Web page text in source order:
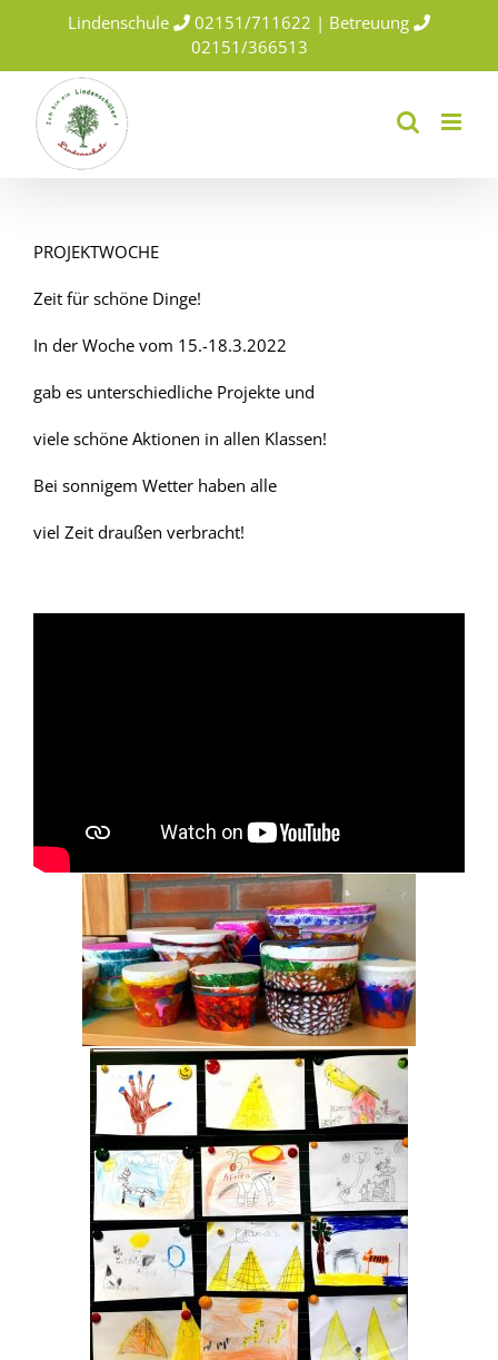
Lindenschule
02151/711622 | Betreuung
02151/366513
PROJEKTWOCHE
Zeit für schöne Dinge!
In der Woche vom 15.-18.3.2022
gab es unterschiedliche Projekte und
viele schöne Aktionen in allen Klassen!
Bei sonnigem Wetter haben alle
viel Zeit draußen verbracht!